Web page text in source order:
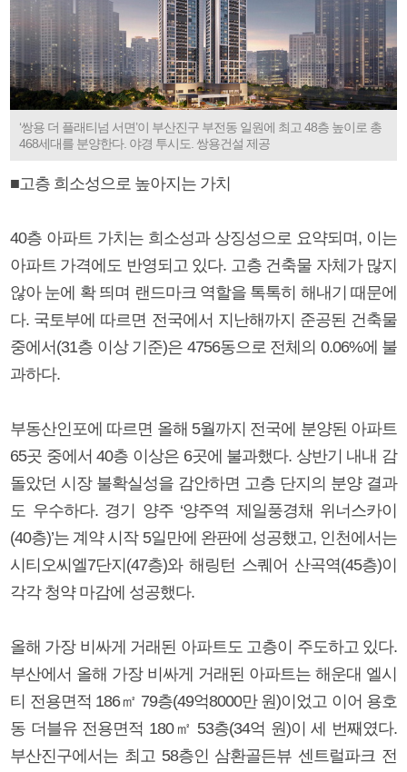
‘쌍용 더 플래티넘 서면’이 부산진구 부전동 일원에 최고 48층 높이로 총
468세대를 분양한다. 야경 투시도. 쌍용건설 제공
■고층 희소성으로 높아지는 가치
40층 아파트 가치는 희소성과 상징성으로 요약되며, 이는
아파트 가격에도 반영되고 있다. 고층 건축물 자체가 많지
않아 눈에 확 띄며 랜드마크 역할을 톡톡히 해내기 때문에
다. 국토부에 따르면 전국에서 지난해까지 준공된 건축물
중에서(31층 이상 기준)은 4756동으로 전체의 0.06%에 불
과하다.
부동산인포에 따르면 올해 5월까지 전국에 분양된 아파트
65곳 중에서 40층 이상은 6곳에 불과했다. 상반기 내내 감
돌았던 시장 불확실성을 감안하면 고층 단지의 분양 결과
도 우수하다. 경기 양주 ‘양주역 제일풍경채 위너스카이
(40층)’는 계약 시작 5일만에 완판에 성공했고, 인천에서는
시티오씨엘7단지(47층)와 해링턴 스퀘어 산곡역(45층)이
각각 청약 마감에 성공했다.
올해 가장 비싸게 거래된 아파트도 고층이 주도하고 있다.
부산에서 올해 가장 비싸게 거래된 아파트는 해운대 엘시
티 전용면적 186㎡ 79층(49억8000만 원)이었고 이어 용호
동 더블유 전용면적 180㎡ 53층(34억 원)이 세 번째였다.
부산진구에서는 최고 58층인 삼환골든뷰 센트럴파크 전